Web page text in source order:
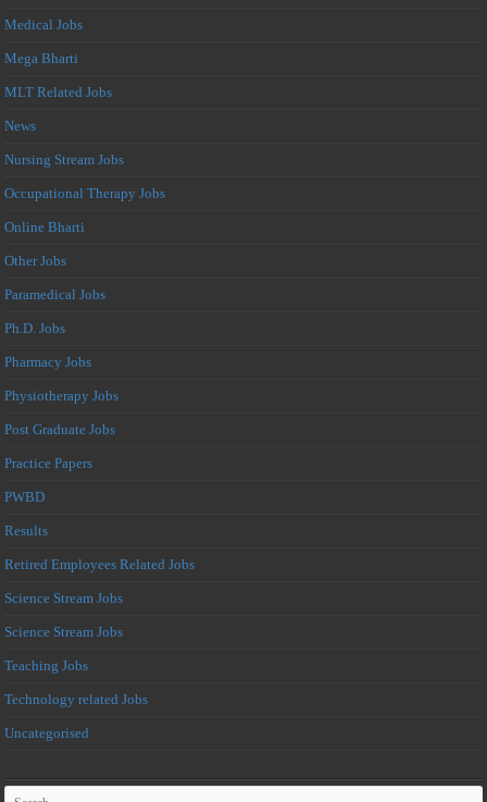
Medical Jobs
Mega Bharti
MLT Related Jobs
News
Nursing Stream Jobs
Occupational Therapy Jobs
Online Bharti
Other Jobs
Paramedical Jobs
Ph.D. Jobs
Pharmacy Jobs
Physiotherapy Jobs
Post Graduate Jobs
Practice Papers
PWBD
Results
Retired Employees Related Jobs
Science Stream Jobs
Science Stream Jobs
Teaching Jobs
Technology related Jobs
Uncategorised